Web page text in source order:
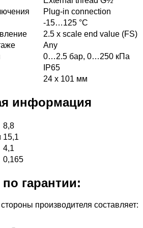
Plug-in connection
-15…125 °C
2.5 x scale end value (FS)
Any
0…2.5 бар, 0…250 кПа
IP65
24 x 101 мм
информация
8,8
15,1
4,1
0,165
гарантии:
производителя составляет: